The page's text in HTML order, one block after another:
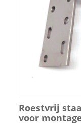
Roestvrij
voor